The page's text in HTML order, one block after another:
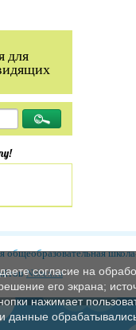
для
Nubex.ru
согласие на
его экрана;
нажимает